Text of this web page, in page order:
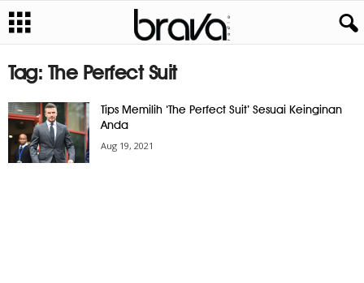
Tag: The Perfect Suit
Tips Memilih ‘The Perfect Suit’ Sesuai Keinginan
Anda
Aug 19, 2021